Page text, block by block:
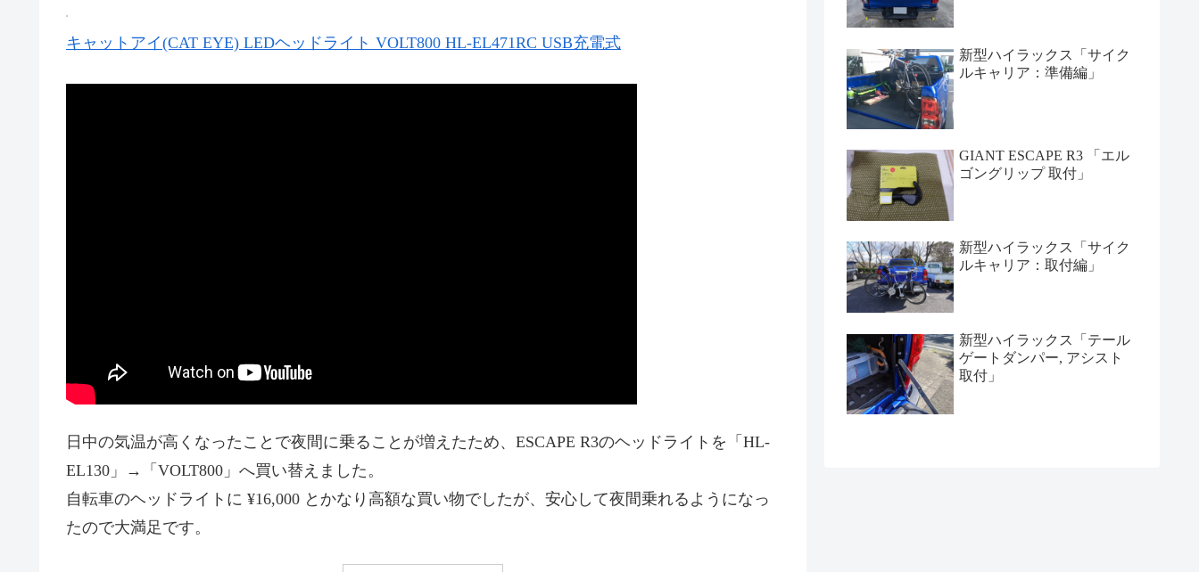
キャットアイ(CAT EYE) LEDヘッドライト VOLT800 HL-EL471RC USB充電式
日中の気温が高くなったことで夜間に乗ることが増えたため、ESCAPE R3のヘッドライトを「HL-
EL130」→「VOLT800」へ買い替えました。
自転車のヘッドライトに ¥16,000 とかなり高額な買い物でしたが、安心して夜間乗れるようになっ
たので大満足です。
新型ハイラックス「サイク
ルキャリア：準備編」
GIANT ESCAPE R3 「エル
ゴングリップ 取付」
新型ハイラックス「サイク
ルキャリア：取付編」
新型ハイラックス「テール
ゲートダンパー, アシスト
取付」